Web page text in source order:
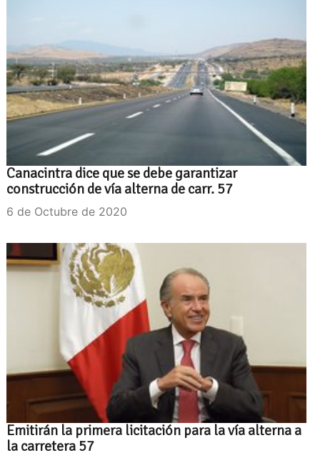
Canacintra dice que se debe garantizar
construcción de vía alterna de carr. 57
6 de Octubre de 2020
Emitirán la primera licitación para la vía alterna a
la carretera 57